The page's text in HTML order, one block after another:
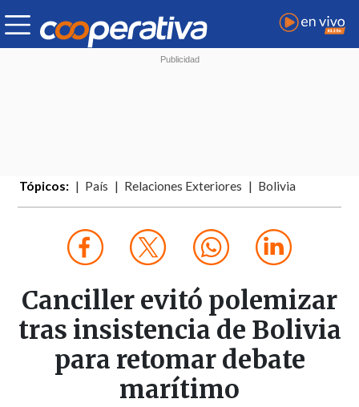
Tópicos: País Relaciones Exteriores Bolivia
Canciller evitó polemizar
tras insistencia de Bolivia
para retomar debate
marítimo